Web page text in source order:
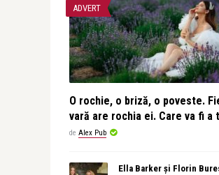
ADVERT
O rochie, o briză, o poveste.
vară are rochia ei. Care va fi a
de Alex Pub
Ella Barker și Florin